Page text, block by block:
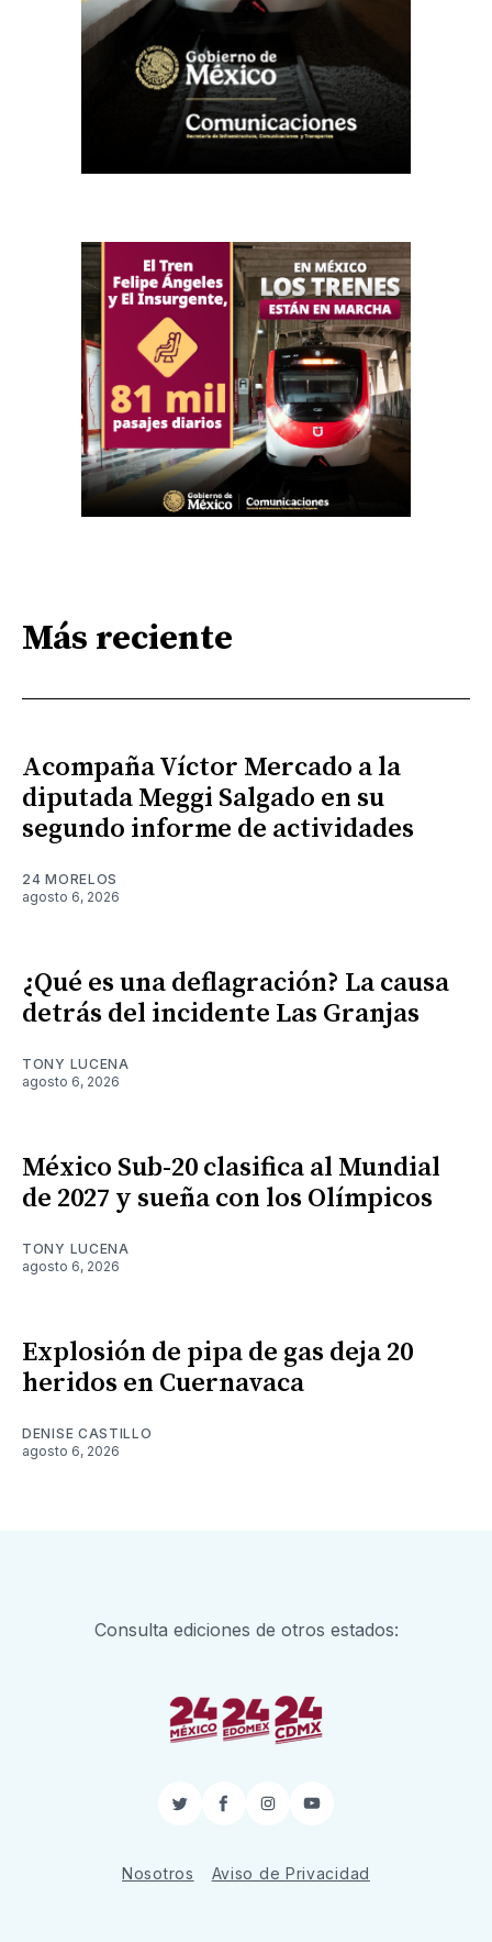
Más reciente
Acompaña Víctor Mercado a la
diputada Meggi Salgado en su
segundo informe de actividades
24 MORELOS
agosto 6, 2026
¿Qué es una deflagración? La causa
detrás del incidente Las Granjas
TONY LUCENA
agosto 6, 2026
México Sub-20 clasifica al Mundial
de 2027 y sueña con los Olímpicos
TONY LUCENA
agosto 6, 2026
Explosión de pipa de gas deja 20
heridos en Cuernavaca
DENISE CASTILLO
agosto 6, 2026
Consulta ediciones de otros estados:
TwitterFacebook
InstagramYouTube
Nosotros Aviso de Privacidad